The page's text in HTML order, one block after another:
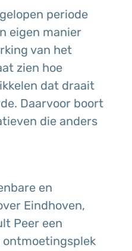
periode
eigen manier
van het
zien hoe
dat draait
Daarvoor boort
die anders
en
Eindhoven,
Peer een
ontmoetingsplek